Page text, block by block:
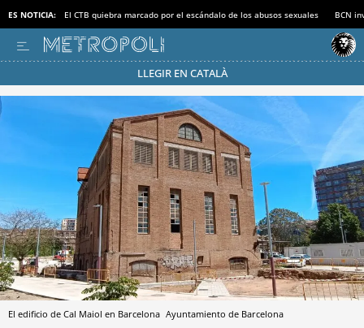
ES NOTICIA: El CTB quiebra marcado por el escándalo de los abusos sexuales BCN
LLEGIR EN CATALÀ
Pásate al MODO AHORRO
El edificio de Cal Maiol en Barcelona Ayuntamiento de Barcelona